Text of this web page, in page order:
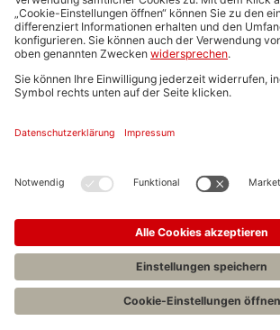
ALLGEMEIN
FAQs
Impressum
Stellenangebote C.H.BECK
Entwickelt durchJobiqo